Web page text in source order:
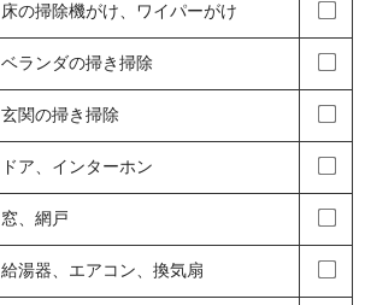
床の掃除機がけ、ワイパーがけ
ベランダの掃き掃除
玄関の掃き掃除
ドア、インターホン
窓、網戸
給湯器、エアコン、換気扇